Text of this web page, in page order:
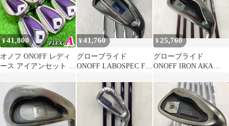
vol2」 A-9賞
発送】
¥41,800
オノフ ONOFF レディ
ース アイアンセット 6
性 ゴルフクラブ カーボ
ン 7-9PAS
¥41,760
グローブライド
ONOFF LABOSPEC FF-
MOUDUS3TOUR 105
Sフレックス アイアン
セット 中古【最短即
日発送】
¥25,760
グローブライド
ONOFF IRON AKA
MP-516I R2フレック
ス アイアンセット
中古【最短即日発送】